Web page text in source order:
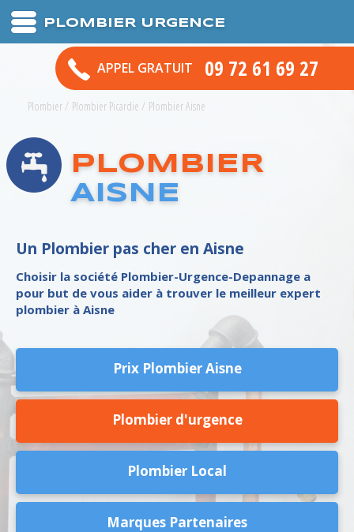
PLOMBIER URGENCE
APPEL GRATUIT 09 72 61 69 27
Plombier/ Plombier Picardie / Plombier Aisne
PLOMBIER
AISNE
Un Plombier pas cher en Aisne
Choisir la société Plombier-Urgence-Depannage a
pour but de vous aider à trouver le meilleur expert
plombier à Aisne
Prix Plombier Aisne
Plombier d'urgence
Plombier Local
Marques Partenaires